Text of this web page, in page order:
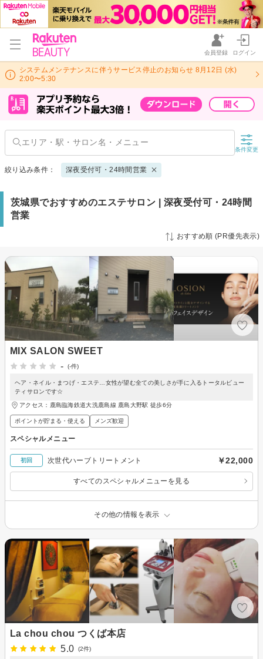
会員登録 ログイン
システムメンテナンスに伴うサービス停止のお知らせ 8月12日 (水)
2:00〜5:30
条件変更
絞り込み条件： 深夜受付可・24時間営業
茨城県でおすすめのエステサロン | 深夜受付可・24時間
営業
おすすめ順 (PR優先表示)
MIX SALON SWEET
-
(-件)
ヘア・ネイル・まつげ・エステ…女性が望む全ての美しさが手に入るトータルビュー
ティサロンです☆
アクセス：鹿島臨海鉄道大洗鹿島線 鹿島大野駅 徒歩6分
ポイントが貯まる・使える メンズ歓迎
スペシャルメニュー
初回 次世代ハーブトリートメント ￥22,000
すべてのスペシャルメニューを見る
その他の情報を表示
La chou chou つくば本店
5.0
(2件)